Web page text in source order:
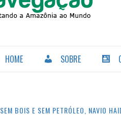
HOME SOBRE
SEM BOIS E SEM PETRÓLEO, NAVIO